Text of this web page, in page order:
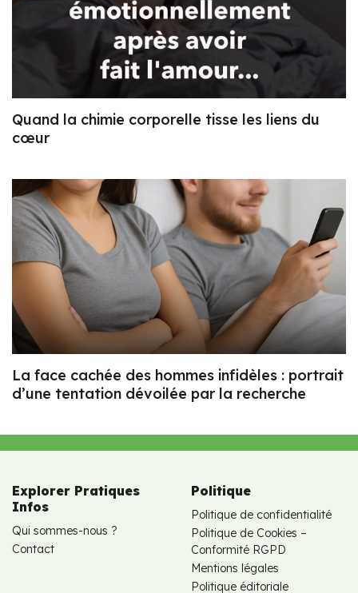
Quand la chimie corporelle tisse les liens du
cœur
La face cachée des hommes infidèles : portrait
d’une tentation dévoilée par la recherche
Explorer Pratiques
Infos
Qui sommes-nous ?
Contact
Politique
Politique de confidentialité
Politique de Cookies –
Conformité RGPD
Mentions légales
Politique éditoriale